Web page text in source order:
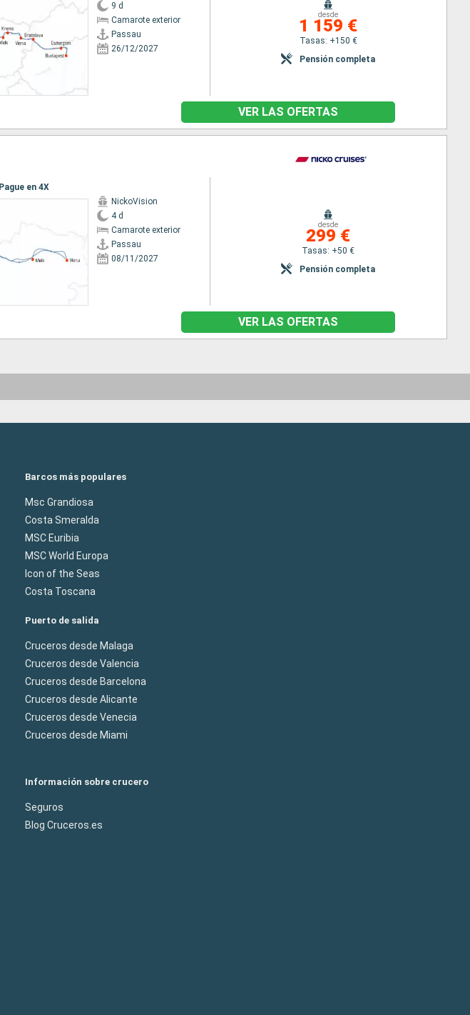
9 d
Camarote exterior
Passau
26/12/2027
desde
1 159 €
Tasas: +150 €
Pensión completa
VER LAS OFERTAS
Pague en 4X
NickoVision
4 d
Camarote exterior
Passau
08/11/2027
desde
299 €
Tasas: +50 €
Pensión completa
VER LAS OFERTAS
Barcos más populares
Msc Grandiosa
Costa Smeralda
MSC Euribia
MSC World Europa
Icon of the Seas
Costa Toscana
Puerto de salida
Cruceros desde Malaga
Cruceros desde Valencia
Cruceros desde Barcelona
Cruceros desde Alicante
Cruceros desde Venecia
Cruceros desde Miami
Información sobre crucero
Seguros
Blog Cruceros.es